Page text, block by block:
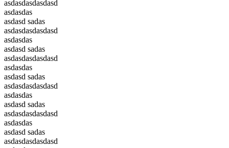
asdasdasdasdasd
asdasdas
asdasd sadas
asdasdasdasdasd
asdasdas
asdasd sadas
asdasdasdasdasd
asdasdas
asdasd sadas
asdasdasdasdasd
asdasdas
asdasd sadas
asdasdasdasdasd
asdasdas
asdasd sadas
asdasdasdasdasd